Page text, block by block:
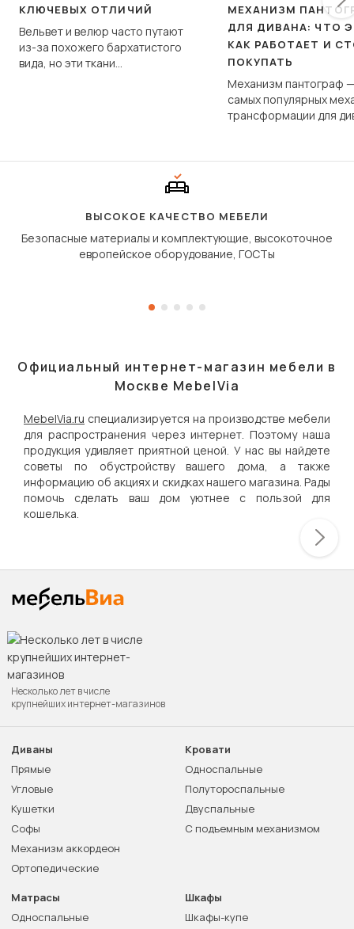
КЛЮЧЕВЫХ ОТЛИЧИЙ
Вельвет и велюр часто путают
из-за похожего бархатистого
вида, но эти ткани
МЕХАНИЗМ
ДЛЯ ДИВАНА: ЧТО
КАК РАБОТАЕТ И
ПОКУПАТЬ
Механизм пантограф
самых популярных
трансформации для
сиденье не
дугообразной
ВЫСОКОЕ КАЧЕСТВО МЕБЕЛИ
Безопасные материалы и комплектующие, высокоточное
европейское оборудование, ГОСТы
Официальный интернет-магазин мебели в
Москве MebelVia
MebelVia.ru специализируется на производстве мебели
для распространения через интернет. Поэтому наша
продукция удивляет приятной ценой. У нас вы найдете
советы по обустройству вашего дома, а также
информацию об акциях и скидках нашего магазина. Рады
помочь сделать ваш дом уютнее с пользой для
кошелька.
Несколько лет в числе
крупнейших интернет-магазинов
Диваны
Прямые
Угловые
Кушетки
Софы
Механизм аккордеон
Ортопедические
Кровати
Односпальные
Полутороспальные
Двуспальные
С подъемным механизмом
Матрасы
Односпальные
Шкафы
Шкафы-купе